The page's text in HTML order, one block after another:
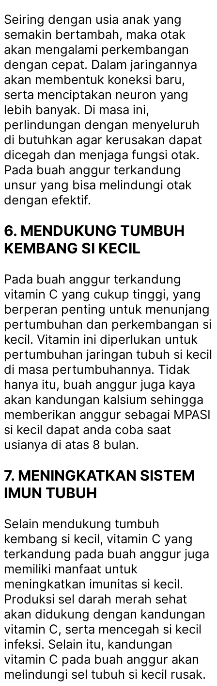
Seiring dengan usia anak yang
semakin bertambah, maka otak
akan mengalami perkembangan
dengan cepat. Dalam jaringannya
akan membentuk koneksi baru,
serta menciptakan neuron yang
lebih banyak. Di masa ini,
perlindungan dengan menyeluruh
di butuhkan agar kerusakan dapat
dicegah dan menjaga fungsi otak.
Pada buah anggur terkandung
unsur yang bisa melindungi otak
dengan efektif.
6. MENDUKUNG TUMBUH
KEMBANG SI KECIL
Pada buah anggur terkandung
vitamin C yang cukup tinggi, yang
berperan penting untuk menunjang
pertumbuhan dan perkembangan si
kecil. Vitamin ini diperlukan untuk
pertumbuhan jaringan tubuh si kecil
di masa pertumbuhannya. Tidak
hanya itu, buah anggur juga kaya
akan kandungan kalsium sehingga
memberikan anggur sebagai MPASI
si kecil dapat anda coba saat
usianya di atas 8 bulan.
7. MENINGKATKAN SISTEM
IMUN TUBUH
Selain mendukung tumbuh
kembang si kecil, vitamin C yang
terkandung pada buah anggur juga
memiliki manfaat untuk
meningkatkan imunitas si kecil.
Produksi sel darah merah sehat
akan didukung dengan kandungan
vitamin C, serta mencegah si kecil
infeksi. Selain itu, kandungan
vitamin C pada buah anggur akan
melindungi sel tubuh si kecil rusak.